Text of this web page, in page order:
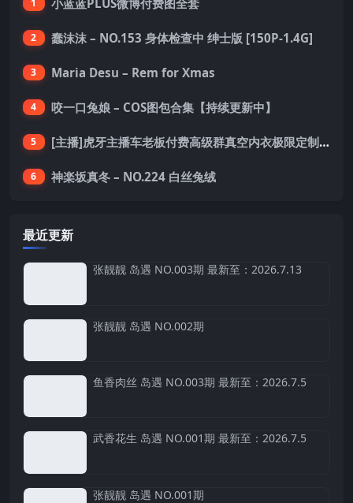
1
2 蠢沫沫 – NO.153 身体检查中 绅士版 [150P-1.4G]
3 Maria Desu – Rem for Xmas
4 咬一口兔娘 – COS图包合集【持续更新中】
5 [主播]虎牙主播车老板付费高级群真空内衣极限定制8分19
6 神楽坂真冬 – NO.224 白丝兔绒
最近更新
张靓靓 岛遇 NO.003期 最新至：2026.7.13
张靓靓 岛遇 NO.002期
鱼香肉丝 岛遇 NO.003期 最新至：2026.7.5
武香花生 岛遇 NO.001期 最新至：2026.7.5
张靓靓 岛遇 NO.001期